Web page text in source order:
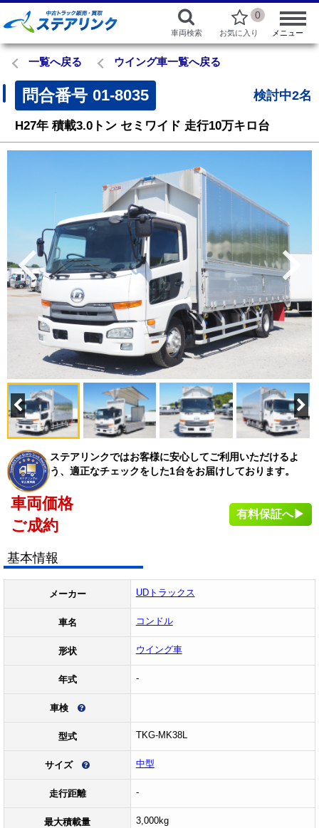
車両検索
0
お気に入り メニュー
一覧へ戻る ウイング車一覧へ戻る
問合番号 01-8035 検討中2名
H27年 積載3.0トン セミワイド 走行10万キロ台
ステアリンクではお客様に安心してご利用いただけるよ
う、適正なチェックをした1台をお届けしております。
車両価格
ご成約
有料保証へ▶
基本情報
メーカー UDトラックス
車名 コンドル
形状 ウイング車
年式 -
車検
型式 TKG-MK38L
サイズ 中型
走行距離 -
最大積載量 3,000kg